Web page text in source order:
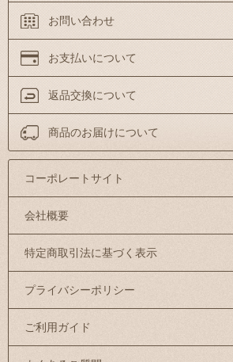
お問い合わせ
お支払いについて
返品交換について
商品のお届けについて
コーポレートサイト
会社概要
特定商取引法に基づく表示
プライバシーポリシー
ご利用ガイド